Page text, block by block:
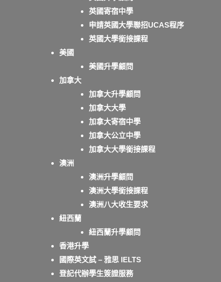
英國寄宿中學
申請英國大學聯招UCAS程序
英國大學銜接課程
美國
美國升學顧問
加拿大
加拿大升學顧問
加拿大大學
加拿大寄宿中學
加拿大公立中學
加拿大大學銜接課程
澳洲
澳洲升學顧問
澳洲大學銜接課程
澳洲八大收生要求
紐西蘭
紐西蘭升學顧問
香港升學
國際英文試 – 雅思 IELTS
登記代辦學生簽證服務